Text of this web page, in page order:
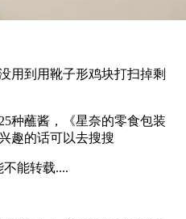
用到用靴子形鸡块打扫掉剩
种蘸酱，《星奈的零食包装
趣的话可以去搜搜
不能转载....